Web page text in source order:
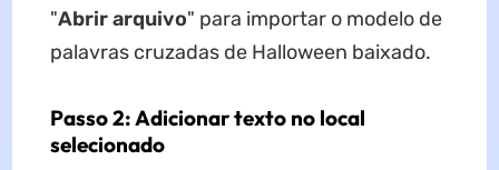
"Abrir arquivo" para importar o modelo de
palavras cruzadas de Halloween baixado.
Passo 2: Adicionar texto no local
selecionado